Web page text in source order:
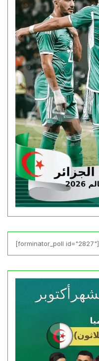
[forminator_poll id="2827"]